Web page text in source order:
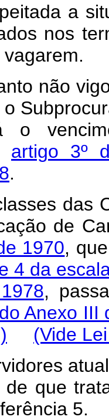
a
nos
não
o
artigo 3º
.
das
de
1970,
4 da
,
Anexo III
(Vide
que
5.